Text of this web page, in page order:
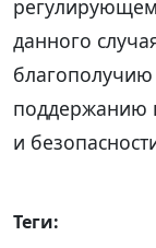
данного
поддержанию
и
Теги: